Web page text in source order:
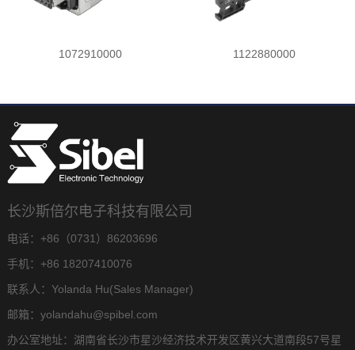
1072910000 1122880000
长沙斯倍尔电子科技有限公司
电话：+86（0731）86203696
手机：+86 18207410076
联系人：Yolanda Hu(Sales Manager)
邮箱：yolandahu@spibel.com
办公室地址：湖南省长沙市星沙经济技术开发区黄兴大道南段57号星